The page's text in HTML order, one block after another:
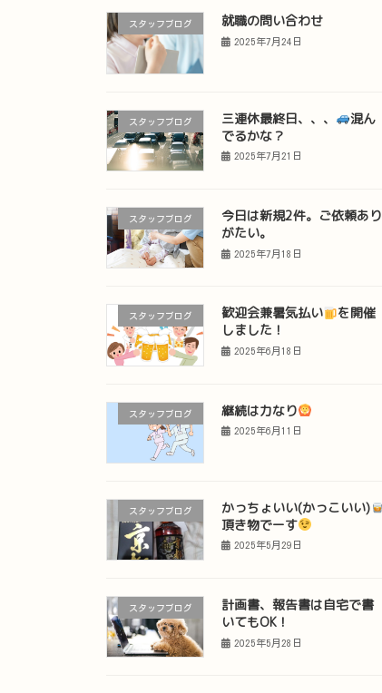
スタッフブログ 就職の問い合わせ
2025年7月24日
スタッフブログ 三連休最終日、、、
混ん
でるかな？
2025年7月21日
スタッフブログ
今日は新規2件。ご依頼あり
がたい。
2025年7月18日
スタッフブログ 歓迎会兼暑気払い
を開催
しました！
2025年6月18日
スタッフブログ 継続は力なり
2025年6月11日
スタッフブログ
かっちょいい(かっこいい)
頂き物でーす
2025年5月29日
スタッフブログ
計画書、報告書は自宅で書
いてもOK！
2025年5月28日